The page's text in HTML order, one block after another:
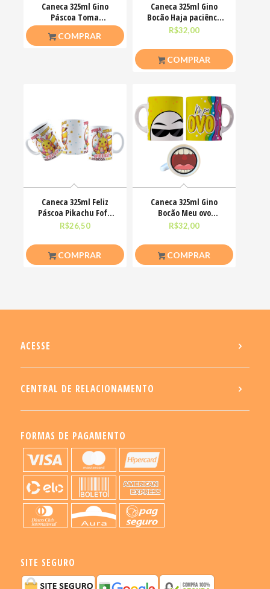
Caneca 325ml Gino
Páscoa Toma
chocolate pra acalmar
esse teu estresse
COMPRAR
Caneca 325ml Gino
Bocão Haja paciênca
nesse caralho Meme
R$32,00
COMPRAR
Caneca 325ml Feliz
Páscoa Pikachu Fofo
divertido
R$26,50
COMPRAR
Caneca 325ml Gino
Bocão Meu ovo
Engraçadas Meme
R$32,00
COMPRAR
ACESSE
CENTRAL DE RELACIONAMENTO
FORMAS DE PAGAMENTO
SITE SEGURO